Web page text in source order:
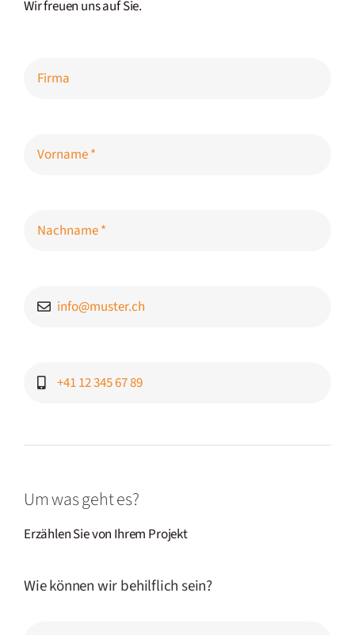
Wir freuen uns auf Sie.
Um was geht es?
Erzählen Sie von Ihrem Projekt
Wie können wir behilflich sein?